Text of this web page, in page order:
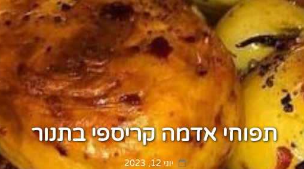
תפוחי אדמה קריספי בתנור
Posted
יוני 12, 2023